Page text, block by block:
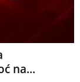
na...